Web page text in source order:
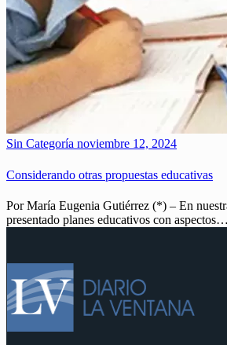
Sin Categoría noviembre 12, 2024
Considerando otras propuestas educativas
Por María Eugenia Gutiérrez (*) – En
presentado planes educativos con aspectos…